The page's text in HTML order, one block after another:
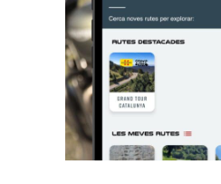
els
tracks
del
Grand
Tour
de